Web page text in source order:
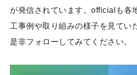
が発信されています。officialも各
工事例や取り組みの様子を見てい
是非フォローしてみてください。